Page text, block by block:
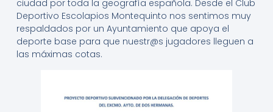
ciudad por toda la geografía española. Desde el Club
Deportivo Escolapios Montequinto nos sentimos muy
respaldados por un Ayuntamiento que apoya el
deporte base para que nuestr@s jugadores lleguen a
las máximas cotas.